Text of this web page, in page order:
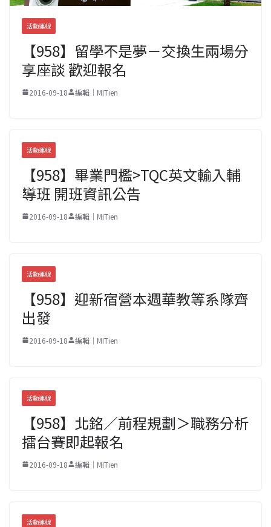
活動連線
【958】留學不是夢－交換生兩場分
享座談 歡迎報名
2016-09-18 編輯｜MITien
活動連線
【958】畢業門檻>TQC英文輸入輔
導班 開班資訊公告
2016-09-18 編輯｜MITien
活動連線
【958】迎新宿營本週華教等系隊齊
出發
2016-09-18 編輯｜MITien
活動連線
【958】北銘／前程規劃＞職務分析
擂台賽即起報名
2016-09-18 編輯｜MITien
活動連線